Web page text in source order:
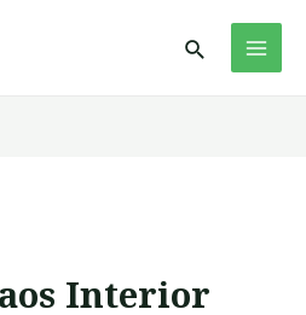
Pesquisar
Interior